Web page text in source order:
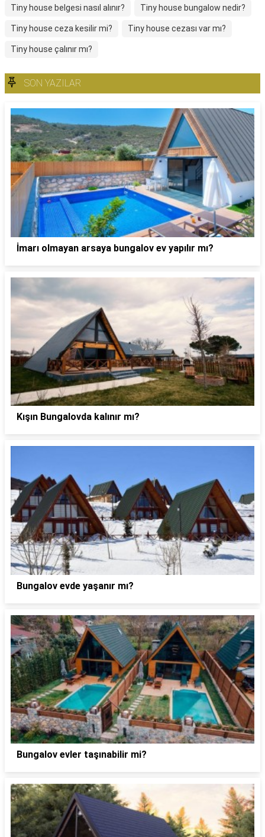
Tiny house belgesi nasıl alınır? Tiny house bungalow nedir?
Tiny house ceza kesilir mi? Tiny house cezası var mı?
Tiny house çalınır mı?
SON YAZILAR
İmarı olmayan arsaya bungalov ev yapılır mı?
Kışın Bungalovda kalınır mı?
Bungalov evde yaşanır mı?
Bungalov evler taşınabilir mi?